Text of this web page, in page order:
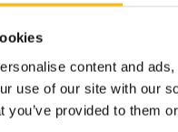
content and
use of our site with our
you’ve provided to them
inhoud
deze inhoud is niet